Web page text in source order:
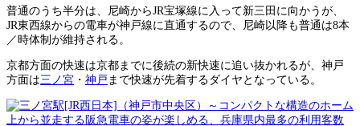
普通のうち半分は、尼崎からJR宝塚線に入って新三田に向かうが、
JR東西線からの電車が神戸線に直通するので、尼崎以降も普通は8本
／時体制が維持される。
京都方面の快速は京都までに後続の新快速に追い抜かれるが、神戸
方面は三ノ宮 ・ 神戸 まで快速が先着するダイヤとなっている。